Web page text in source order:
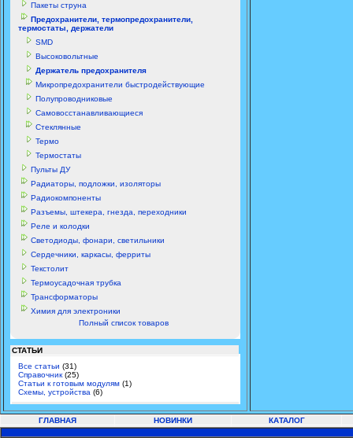
Пакеты струна
Предохранители, термопредохранители,
термостаты, держатели
SMD
Высоковольтные
Держатель предохранителя
Микропредохранители быстродействующие
Полупроводниковые
Самовосстанавливающиеся
Стеклянные
Термо
Термостаты
Пульты ДУ
Радиаторы, подложки, изоляторы
Радиокомпоненты
Разъемы, штекера, гнезда, переходники
Реле и колодки
Светодиоды, фонари, светильники
Сердечники, каркасы, ферриты
Текстолит
Термоусадочная трубка
Трансформаторы
Химия для электроники
Полный список товаров
СТАТЬИ
Все статьи (31)
Справочник (25)
Статьи к готовым модулям (1)
Схемы, устройства (6)
ГЛАВНАЯ НОВИНКИ КАТАЛОГ